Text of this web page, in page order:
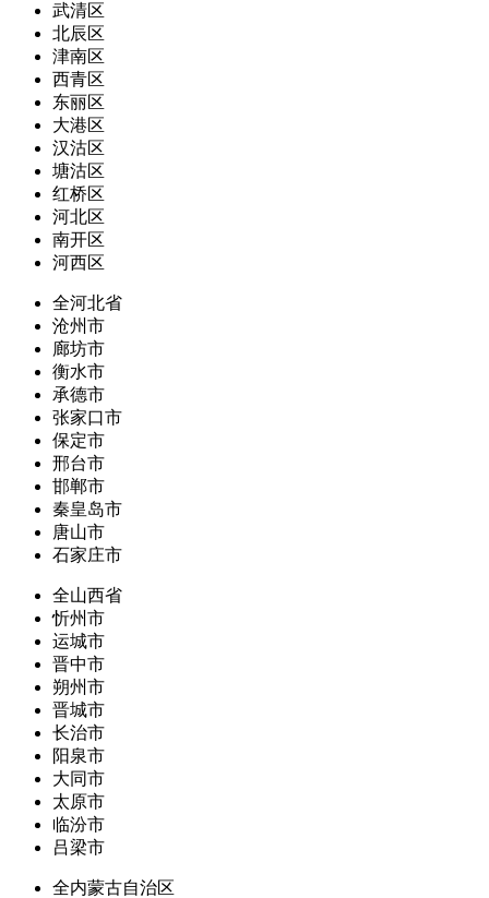
武清区
北辰区
津南区
西青区
东丽区
大港区
汉沽区
塘沽区
红桥区
河北区
南开区
河西区
全河北省
沧州市
廊坊市
衡水市
承德市
张家口市
保定市
邢台市
邯郸市
秦皇岛市
唐山市
石家庄市
全山西省
忻州市
运城市
晋中市
朔州市
晋城市
长治市
阳泉市
大同市
太原市
临汾市
吕梁市
全内蒙古自治区